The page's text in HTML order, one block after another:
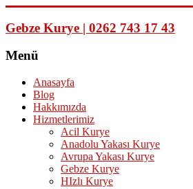
to
content
Gebze Kurye | 0262 743 17 43
Menü
Anasayfa
Blog
Hakkımızda
Hizmetlerimiz
Acil Kurye
Anadolu Yakası Kurye
Avrupa Yakası Kurye
Gebze Kurye
HIzlı Kurye